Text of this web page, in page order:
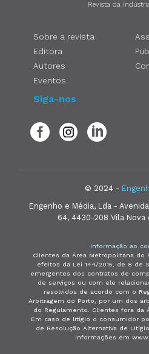
Revista da
Sobre a revista
Editora
Autores
Eventos
Siga-nos
© 2024 -
Engenho e Média, Lda -
64, 4430-208 Vila Nova
Informação ao
Clientes da Área Metropolitana do
efeitos da Lei 144/2015, de 8 de
emergentes dos contratos de
de serviços ou com ele
resolvidos de acordo com o
Arbitragem do Porto, por um dos
do Regulamento. Clientes fora da
Em caso de litígio o consumidor
de Resolução Alternativa de
informações em